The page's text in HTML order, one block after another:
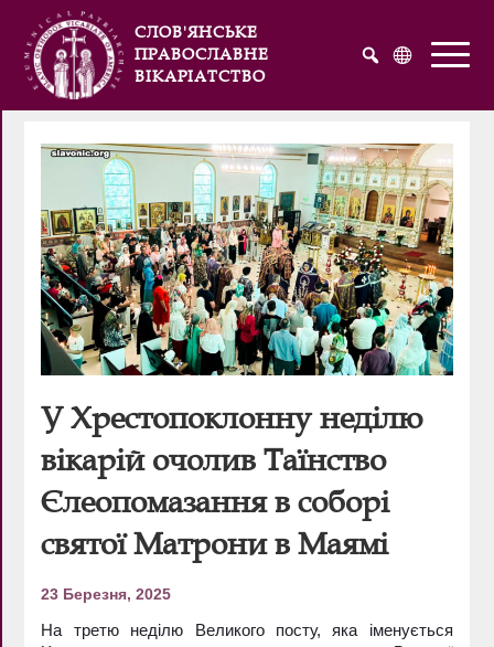
СЛОВ'ЯНСЬКЕ
ПРАВОСЛАВНЕ
ВІКАРІАТСТВО
У Хрестопоклонну неділю
вікарій очолив Таїнство
Єлеопомазання в соборі
святої Матрони в Маямі
23 Березня, 2025
На третю неділю Великого посту, яка іменується